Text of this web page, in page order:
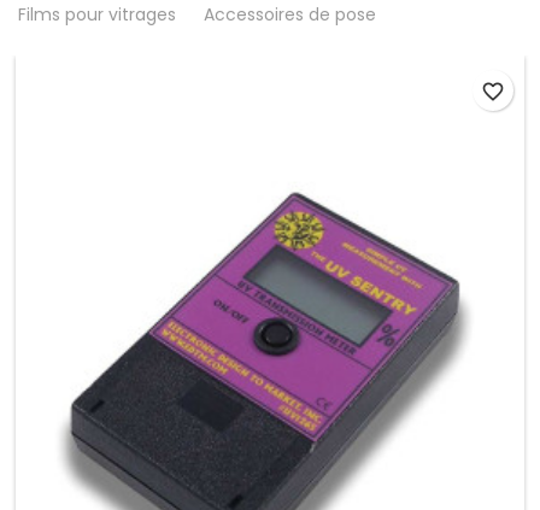
Films pour vitrages Accessoires de pose
favorite_border